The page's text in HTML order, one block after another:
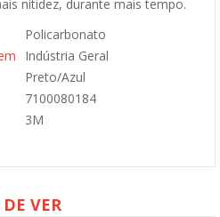
nitidez, durante mais tempo.
Policarbonato
Indústria Geral
Preto/Azul
7100080184
3M
VER